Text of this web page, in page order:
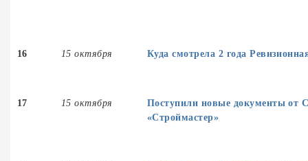
16 15 октября Куда смотрела 2 года
17 15 октября
Поступили новые документы от
«Строймастер»